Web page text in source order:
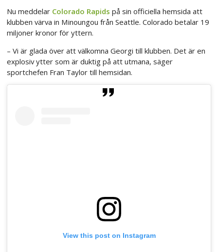
Nu meddelar Colorado Rapids på sin officiella hemsida att
klubben värva in Minoungou från Seattle. Colorado betalar 19
miljoner kronor för yttern.
– Vi är glada över att välkomna Georgi till klubben. Det är en
explosiv ytter som är duktig på att utmana, säger
sportchefen Fran Taylor till hemsidan.
View this post on Instagram